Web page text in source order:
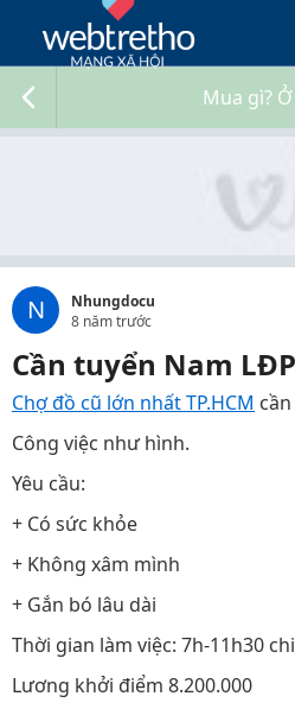
Mua gì?
N
Nhungdocu
8 năm trước
Cần tuyển Nam
Chợ đồ cũ lớn nhất TP.HCM
Công việc như hình.
Yêu cầu:
+ Có sức khỏe
+ Không xâm mình
+ Gắn bó lâu dài
Thời gian làm việc: 7h-11h30
Lương khởi điểm 8.200.000